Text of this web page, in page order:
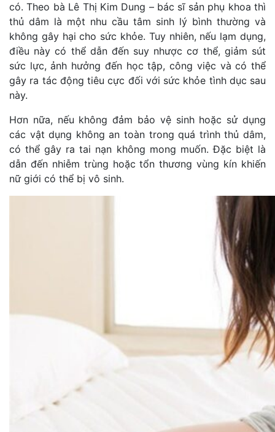
có. Theo bà Lê Thị Kim Dung – bác sĩ sản phụ khoa thì
thủ dâm là một nhu cầu tâm sinh lý bình thường và
không gây hại cho sức khỏe. Tuy nhiên, nếu lạm dụng,
điều này có thể dẫn đến suy nhược cơ thể, giảm sút
sức lực, ảnh hưởng đến học tập, công việc và có thể
gây ra tác động tiêu cực đối với sức khỏe tình dục sau
này.
Hơn nữa, nếu không đảm bảo vệ sinh hoặc sử dụng
các vật dụng không an toàn trong quá trình thủ dâm,
có thể gây ra tai nạn không mong muốn. Đặc biệt là
dẫn đến nhiễm trùng hoặc tổn thương vùng kín khiến
nữ giới có thể bị vô sinh.